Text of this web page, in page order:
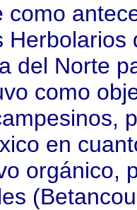
como
del Norte
como
en
orgánico,